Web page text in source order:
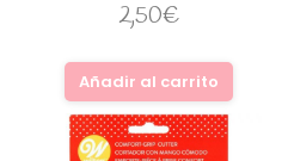
2,50€
Añadir al carrito